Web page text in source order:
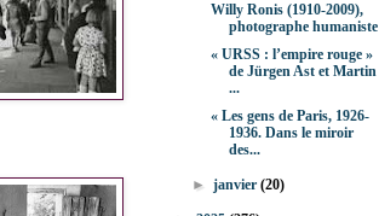
Willy Ronis (1910-2009),
photographe humaniste
« URSS : l’empire rouge »
de Jürgen Ast et Martin
...
« Les gens de Paris, 1926-
1936. Dans le miroir
des...
►janvier(20)